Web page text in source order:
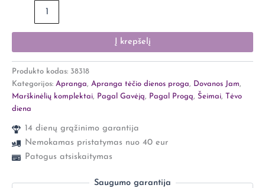
Į krepšelį
Produkto kodas: 38318
Kategorijos: Apranga, Apranga tėčio dienos proga, Dovanos Jam,
Marškinėlių komplektai, Pagal Gavėją, Pagal Progą, Šeimai,
Tėvo
diena
14 dienų grąžinimo garantija
Nemokamas pristatymas nuo 40 eur
Patogus atsiskaitymas
Saugumo garantija